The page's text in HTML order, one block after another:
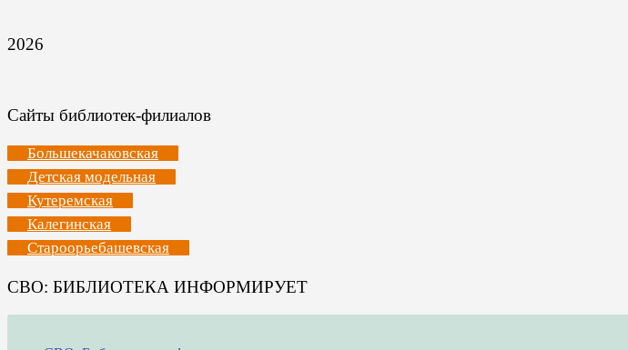
2026
Сайты библиотек-филиалов
Большекачаковская
Детская модельная
Кутеремская
Калегинская
Староорьебашевская
СВО: БИБЛИОТЕКА ИНФОРМИРУЕТ